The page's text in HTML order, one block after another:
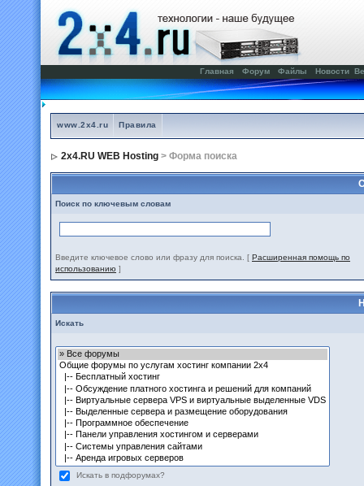
Главная Форум Файлы Новости
www.2x4.ru Правила
2x4.RU WEB Hosting > Форма поиска
Поиск по ключевым словам
Введите ключевое слово или фразу для поиска. [ Расширенная помощь по
использованию ]
Искать
Искать в подфорумах?